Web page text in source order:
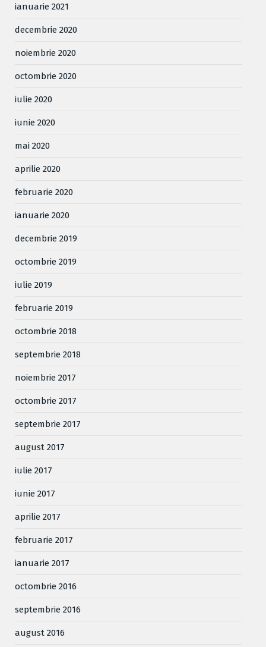
ianuarie 2021
decembrie 2020
noiembrie 2020
octombrie 2020
iulie 2020
iunie 2020
mai 2020
aprilie 2020
februarie 2020
ianuarie 2020
decembrie 2019
octombrie 2019
iulie 2019
februarie 2019
octombrie 2018
septembrie 2018
noiembrie 2017
octombrie 2017
septembrie 2017
august 2017
iulie 2017
iunie 2017
aprilie 2017
februarie 2017
ianuarie 2017
octombrie 2016
septembrie 2016
august 2016